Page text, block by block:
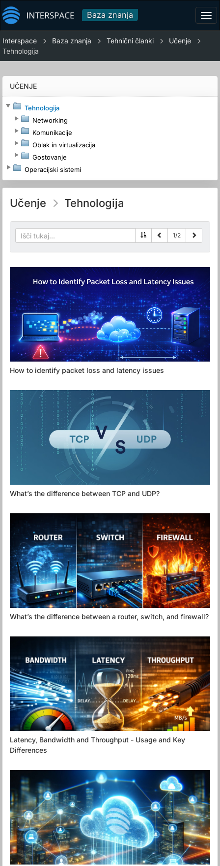
Baza znanja
Interspace Baza znanja Tehnični članki
Učenje
Tehnologija
UČENJE
Tehnologija
Networking
Komunikacije
Oblak in virtualizacija
Gostovanje
Operacijski sistemi
Učenje Tehnologija
1/2
How to identify packet loss and latency issues
What’s the difference between TCP and UDP?
What’s the difference between a router, switch, and firewall?
Latency, Bandwidth and Throughput - Usage and Key
Differences